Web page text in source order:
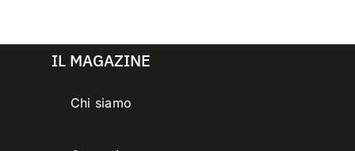
IL MAGAZINE
Chi siamo